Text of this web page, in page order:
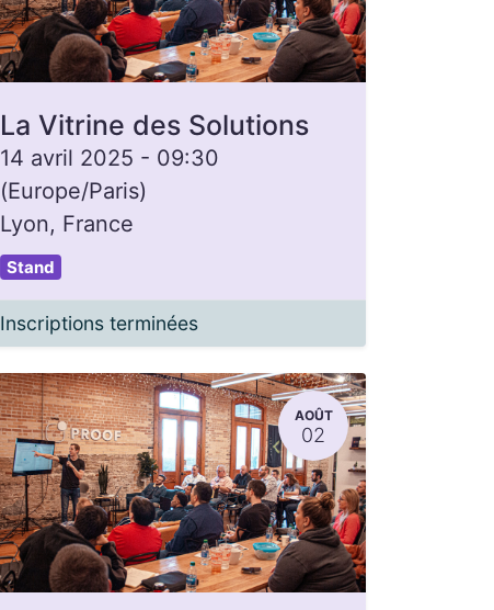
La Vitrine des Solutions
14 avril 2025 - 09:30
(Europe/Paris)
Lyon, France
Stand
Inscriptions terminées
AOÛT
02